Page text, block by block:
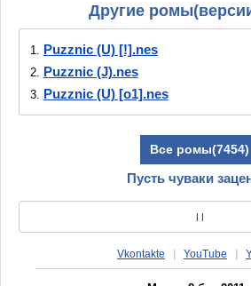
Другие
1. Puzznic (U) [!].nes
2. Puzznic (J).nes
3. Puzznic (U) [o1].nes
Все ромы(7454)
Пусть чуваки
Vkontakte YouTube